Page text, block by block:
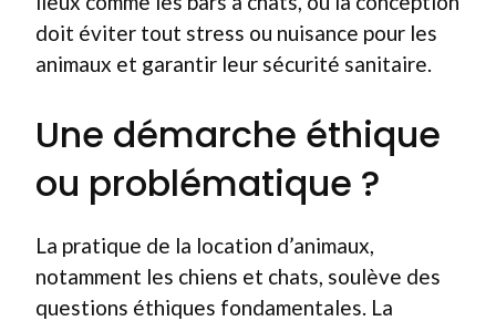
doit éviter tout stress ou nuisance pour les
animaux et garantir leur sécurité sanitaire.
Une démarche éthique
ou problématique ?
La pratique de la location d’animaux,
notamment les chiens et chats, soulève des
questions éthiques fondamentales. La